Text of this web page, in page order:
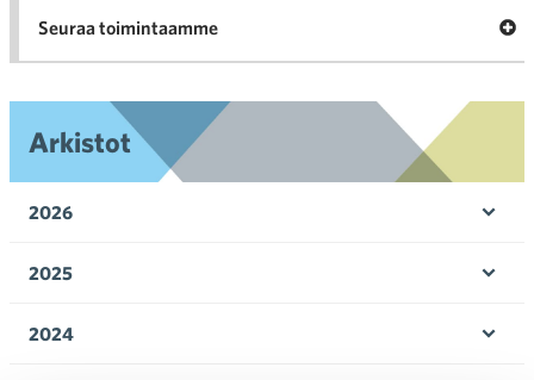
Seuraa toimintaamme
Arkistot
2026
2025
2024